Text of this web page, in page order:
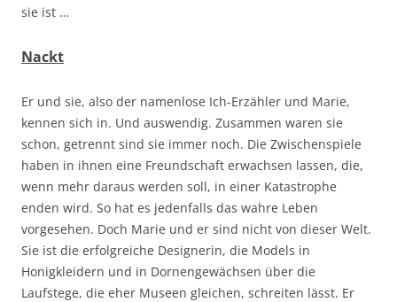
sie ist …
Nackt
Er und sie, also der namenlose Ich-Erzähler und Marie,
kennen sich in. Und auswendig. Zusammen waren sie
schon, getrennt sind sie immer noch. Die Zwischenspiele
haben in ihnen eine Freundschaft erwachsen lassen, die,
wenn mehr daraus werden soll, in einer Katastrophe
enden wird. So hat es jedenfalls das wahre Leben
vorgesehen. Doch Marie und er sind nicht von dieser Welt.
Sie ist die erfolgreiche Designerin, die Models in
Honigkleidern und in Dornengewächsen über die
Laufstege, die eher Museen gleichen, schreiten lässt. Er